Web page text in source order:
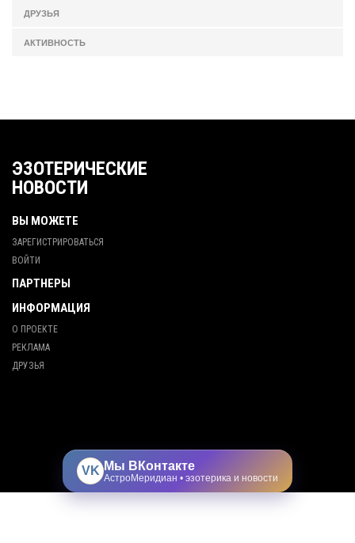
ДРУЗЬЯ
АКТИВНОСТЬ
ЭЗОТЕРИЧЕСКИЕ
НОВОСТИ
ВЫ МОЖЕТЕ
ЗАРЕГИСТРИРОВАТЬСЯ
ВОЙТИ
ПАРТНЕРЫ
ИНФОРМАЦИЯ
О ПРОЕКТЕ
РЕКЛАМА
ДРУЗЬЯ
VK Мы ВКонтакте
АстроМеридиан • эзотерика и новости